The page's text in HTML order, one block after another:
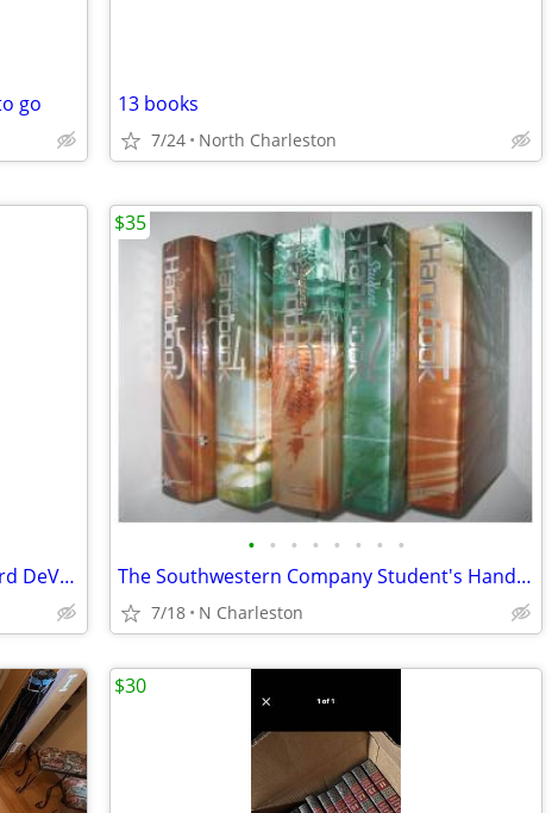
go 13 books
7/24 North Charleston
"The Year of Decision: 1846" by Bernard DeVoto (1950 Hardcover)
• • • • • • • •
The Southwestern Company Student's Handbook
7/18 N Charleston
$35
$30